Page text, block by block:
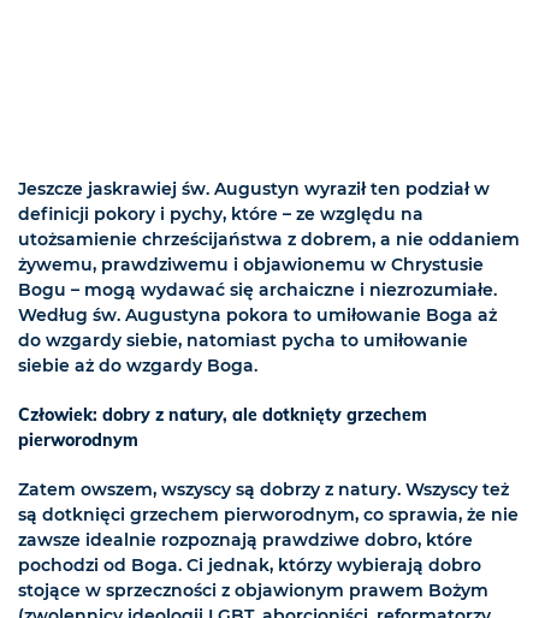
Jeszcze jaskrawiej św. Augustyn wyraził ten podział w
definicji pokory i pychy, które – ze względu na
utożsamienie chrześcijaństwa z dobrem, a nie oddaniem
żywemu, prawdziwemu i objawionemu w Chrystusie
Bogu – mogą wydawać się archaiczne i niezrozumiałe.
Według św. Augustyna pokora to umiłowanie Boga aż
do wzgardy siebie, natomiast pycha to umiłowanie
siebie aż do wzgardy Boga.
Człowiek: dobry z natury, ale dotknięty grzechem
pierworodnym
Zatem owszem, wszyscy są dobrzy z natury. Wszyscy też
są dotknięci grzechem pierworodnym, co sprawia, że nie
zawsze idealnie rozpoznają prawdziwe dobro, które
pochodzi od Boga. Ci jednak, którzy wybierają dobro
stojące w sprzeczności z objawionym prawem Bożym